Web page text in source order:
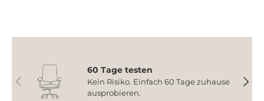
Vorherige
60 Tage testen
Kein Risiko. Einfach 60 Tage zuhause
ausprobieren.